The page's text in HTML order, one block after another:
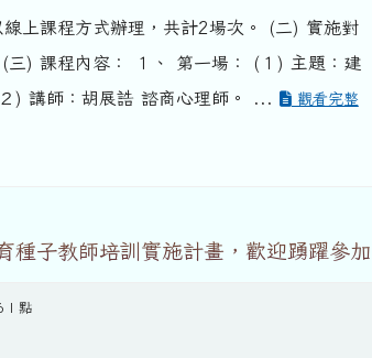
上課程方式辦理，共計2場次。 (二) 實施對
三) 課程內容： １、 第一場： (１) 主題：建
) 講師：胡展誥 諮商心理師。 ...
觀看完整
種子教師培訓實施計畫，歡迎踴躍參加
| 點